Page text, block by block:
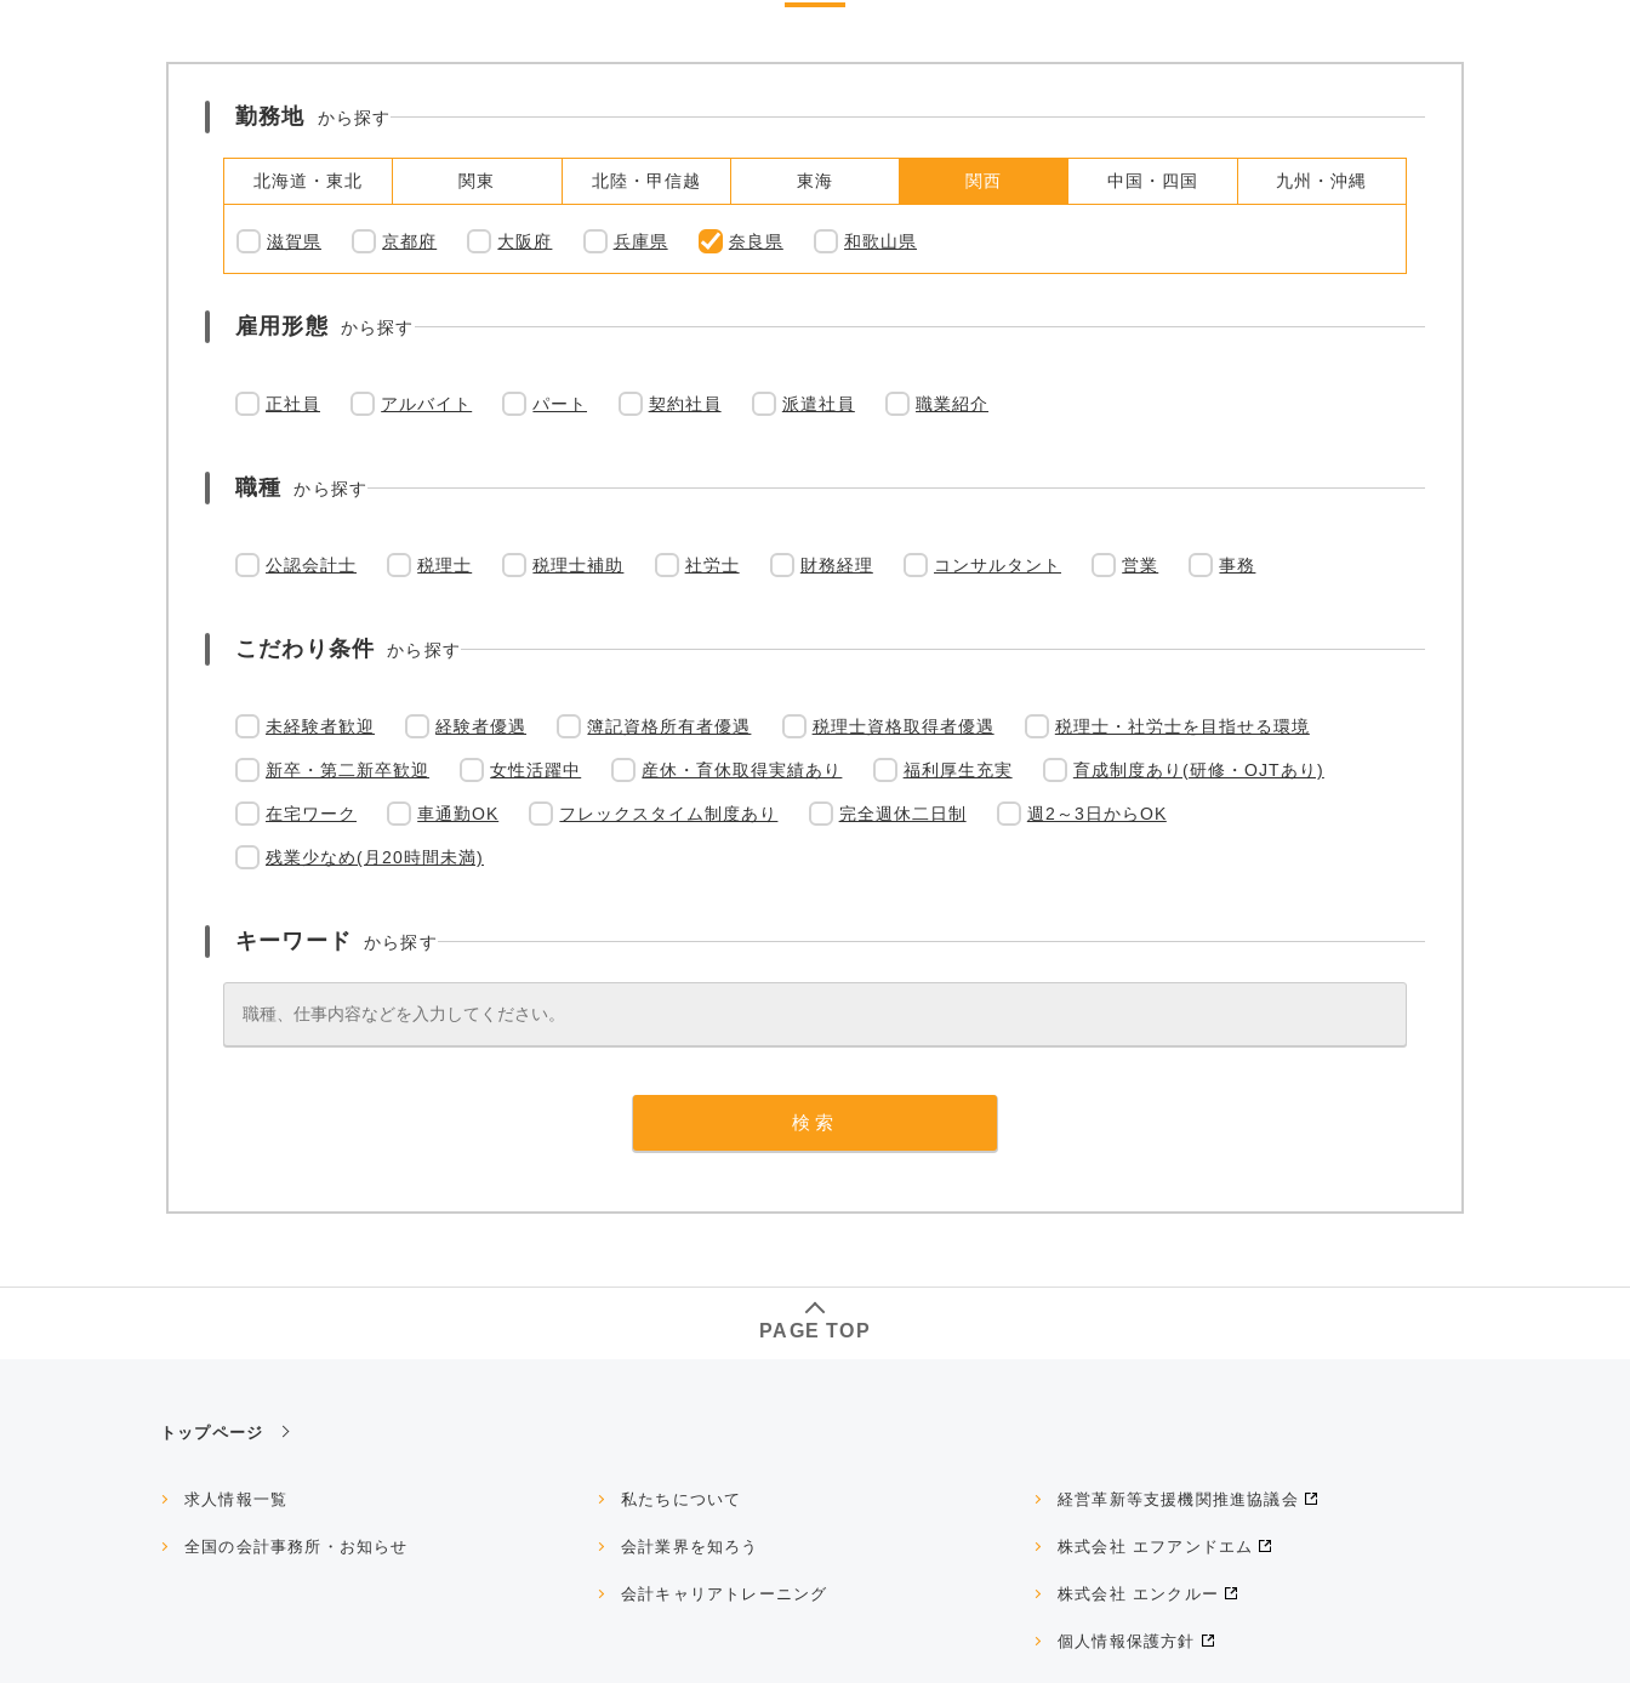
勤務地 から探す
北海道・東北 関東 北陸・甲信越 東海 関西 中国・四国 九州・沖縄
滋賀県 京都府 大阪府 兵庫県 奈良県 和歌山県
雇用形態 から探す
正社員 アルバイト パート 契約社員 派遣社員 職業紹介
職種 から探す
公認会計士 税理士 税理士補助 社労士 財務経理 コンサルタント 営業 事務
こだわり条件 から探す
未経験者歓迎 経験者優遇 簿記資格所有者優遇 税理士資格取得者優遇 税理士・社労士を目指せる環境
新卒・第二新卒歓迎 女性活躍中 産休・育休取得実績あり 福利厚生充実 育成制度あり(研修・OJTあり)
在宅ワーク 車通勤OK フレックスタイム制度あり 完全週休二日制 週2～3日からOK
残業少なめ(月20時間未満)
キーワード から探す
PAGE TOP
トップページ
求人情報一覧
全国の会計事務所・お知らせ
私たちについて
会計業界を知ろう
会計キャリアトレーニング
経営革新等支援機関推進協議会
株式会社 エフアンドエム
株式会社 エンクルー
個人情報保護方針